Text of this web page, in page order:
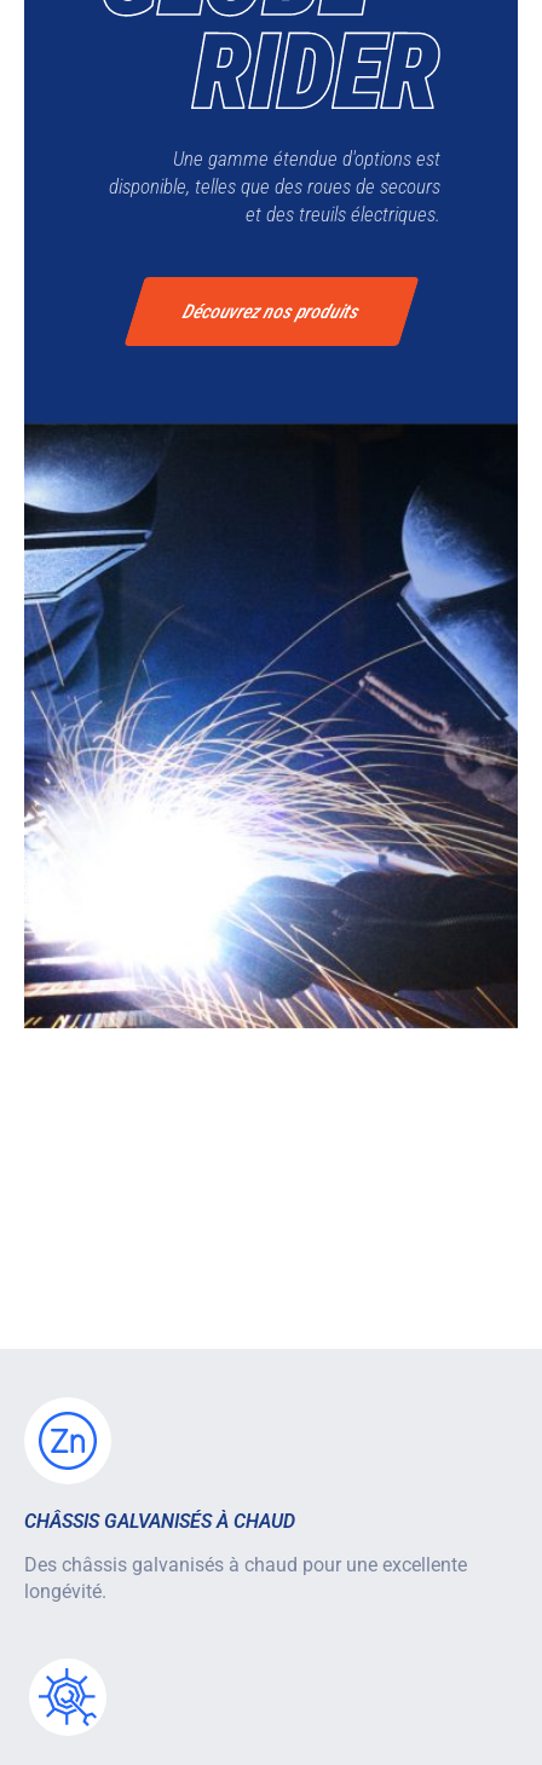
Une gamme étendue d'options est
disponible, telles que des roues de secours
et des treuils électriques.
Découvrez nos produits
CHÂSSIS GALVANISÉS À CHAUD
Des châssis galvanisés à chaud pour une excellente
longévité.